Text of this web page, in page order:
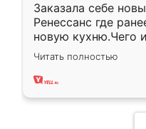
Заказала себе
Ренессанс где
новую кухню.Чего
вполне довольна.
два года, нареканий
Читать полностью